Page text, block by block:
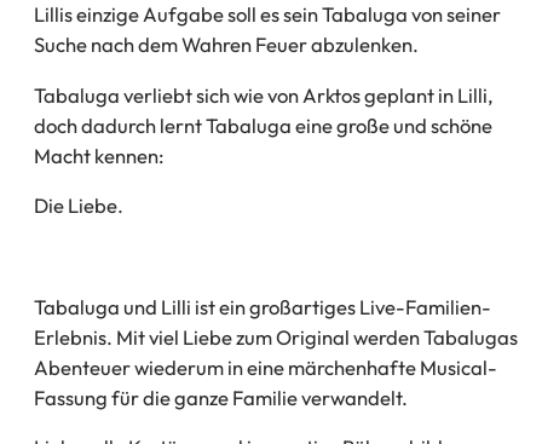
Lillis einzige Aufgabe soll es sein Tabaluga von seiner
Suche nach dem Wahren Feuer abzulenken.
Tabaluga verliebt sich wie von Arktos geplant in Lilli,
doch dadurch lernt Tabaluga eine große und schöne
Macht kennen:
Die Liebe.
Tabaluga und Lilli ist ein großartiges Live-Familien-
Erlebnis. Mit viel Liebe zum Original werden Tabalugas
Abenteuer wiederum in eine märchenhafte Musical-
Fassung für die ganze Familie verwandelt.